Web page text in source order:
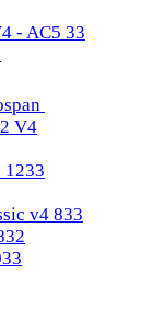
- AC5 33
V4
1233
v4 833